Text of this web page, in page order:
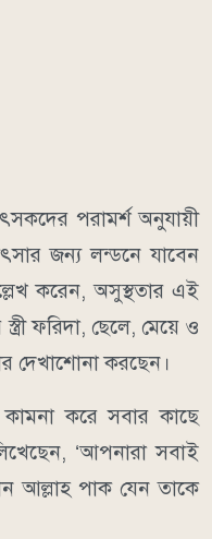
পরামর্শ অনুযায়ী
জন্য লন্ডনে যাবেন
করেন, অসুস্থতার এই
ফরিদা, ছেলে, মেয়ে ও
দেখাশোনা করছেন।
করে সবার কাছে
‘আপনারা সবাই
আল্লাহ পাক যেন তাকে